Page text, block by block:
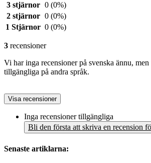
3 stjärnor 0 (0%)
2 stjärnor 0 (0%)
1 Stjärnor 0 (0%)
3 recensioner
Vi har inga recensioner på svenska ännu,
tillgängliga på andra språk.
Visa recensioner
Inga recensioner tillgängliga
Bli den första att skriva en recension
Senaste artiklarna: